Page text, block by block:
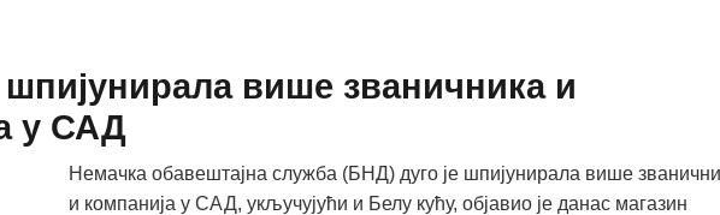
више званичника и
у САД
Немачка обавештајна служба (БНД) дуго је шпијунирала више
и компанија у САД, укључујући и Белу кућу, објавио је данас магазин